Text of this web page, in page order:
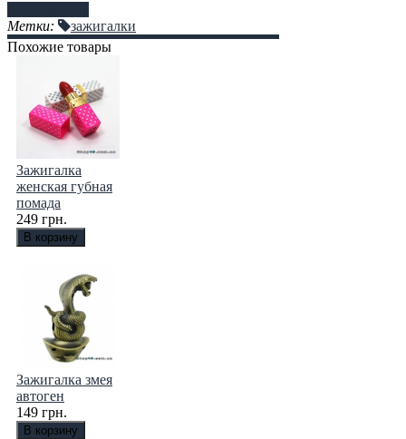
Метки:
зажигалки
Похожие товары
Зажигалка
женская губная
помада
249 грн.
Зажигалка змея
автоген
149 грн.